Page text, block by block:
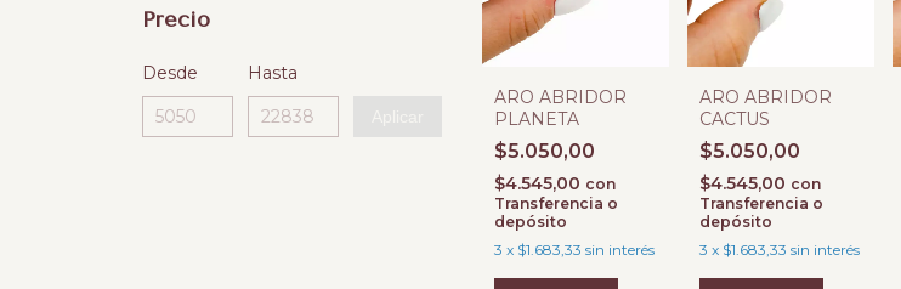
Precio
Desde Hasta
ARO ABRIDOR
PLANETA
$5.050,00
$4.545,00 con
Transferencia o
depósito
3 x $1.683,33 sin interés
ARO ABRIDOR
CACTUS
$5.050,00
$4.545,00 con
Transferencia o
depósito
3 x $1.683,33 sin interés